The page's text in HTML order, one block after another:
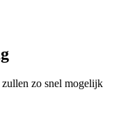
zullen zo snel mogelijk